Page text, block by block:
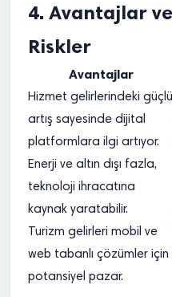
4. Avantajlar
Riskler
Avantajlar
Hizmet gelirlerindeki güçlü
artış sayesinde dijital
platformlara ilgi artıyor.
Enerji ve altın dışı fazla,
teknoloji ihracatına
kaynak yaratabilir.
Turizm gelirleri mobil ve
web tabanlı çözümler için
potansiyel pazar.